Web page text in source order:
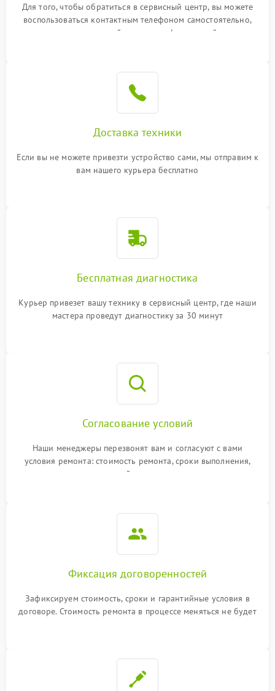
Для того, чтобы обратиться в сервисный центр, вы можете
воспользоваться контактным телефоном самостоятельно,
или оставить свой номер телефона на сайте
Доставка техники
Если вы не можете привезти устройство сами, мы отправим к
вам нашего курьера бесплатно
Бесплатная диагностика
Курьер привезет вашу технику в сервисный центр, где наши
мастера проведут диагностику за 30 минут
Согласование условий
Наши менеджеры перезвонят вам и согласуют с вами
условия ремонта: стоимость ремонта, сроки выполнения,
гарантийные условия
Фиксация договоренностей
Зафиксируем стоимость, сроки и гарантийные условия в
договоре. Стоимость ремонта в процессе меняться не будет